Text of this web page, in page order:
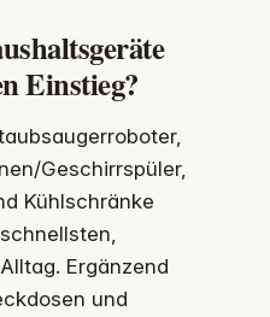
Einstieg?
Geschirrspüler,
Kühlschränke
Ergänzend
und